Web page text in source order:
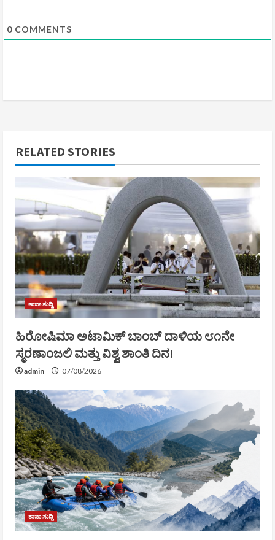
0 COMMENTS
RELATED STORIES
ತಾಜಾ ಸುದ್ದಿ
ಹಿರೋಷಿಮಾ ಅಟಾಮಿಕ್ ಬಾಂಬ್ ದಾಳಿಯ ೮೧ನೇ
ಸ್ಮರಣಾಂಜಲಿ ಮತ್ತು ವಿಶ್ವ ಶಾಂತಿ ದಿನ!
admin 07/08/2026
ತಾಜಾ ಸುದ್ದಿ